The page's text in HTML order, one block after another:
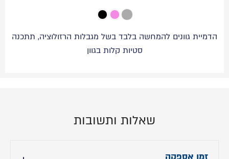
הדמיית גוונים להמחשה בלבד בשל מגבלות הרזולוציה, תתכנה
סטיות קלות בגוון
שאלות ותשובות